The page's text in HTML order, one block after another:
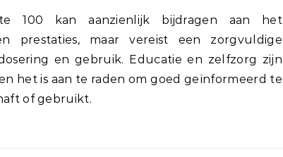
100 kan aanzienlijk bijdragen aan het
prestaties, maar vereist een zorgvuldige
en gebruik. Educatie en zelfzorg zijn
het is aan te raden om goed geïnformeerd te
of gebruikt.